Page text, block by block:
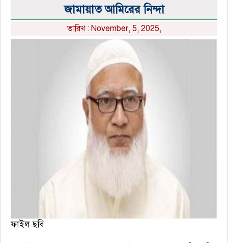
জামায়াত আমিরের নিন্দা
তারিখ : November, 5, 2025,
ফাইল ছবি